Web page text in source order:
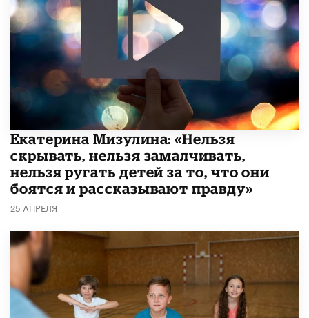
Екатерина Мизулина: «Нельзя
скрывать, нельзя замалчивать,
нельзя ругать детей за то, что они
боятся и рассказывают правду»
25 АПРЕЛЯ